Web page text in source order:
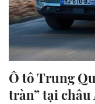
Ô tô Trung
tràn” tại châu